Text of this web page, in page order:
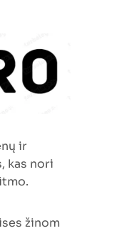
ir
kas nori
žinom